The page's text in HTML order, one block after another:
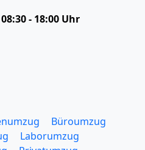
- 18:00 Uhr
Büroumzug
Laborumzug